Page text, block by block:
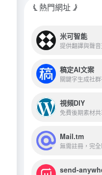
熱門網址
米可智能
提供翻譯與聲
稿定AI文案
關鍵字生成社
視頻DIY
免費後期素材
Mail.tm
無需註冊，完
send-